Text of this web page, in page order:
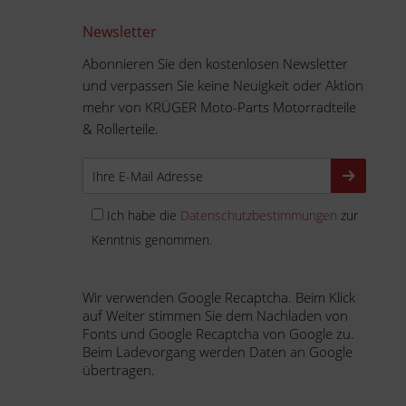
Newsletter
Abonnieren Sie den kostenlosen Newsletter
und verpassen Sie keine Neuigkeit oder Aktion
mehr von KRÜGER Moto-Parts Motorradteile
& Rollerteile.
Ich habe die Datenschutzbestimmungen zur
Kenntnis genommen.
Wir verwenden Google Recaptcha. Beim Klick
auf Weiter stimmen Sie dem Nachladen von
Fonts und Google Recaptcha von Google zu.
Beim Ladevorgang werden Daten an Google
übertragen.